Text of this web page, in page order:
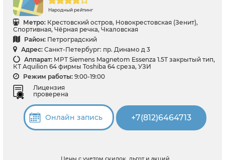
Народный рейтинг
Метро: Крестовский остров, Новокрестовская (Зенит),
Спортивная, Чёрная речка, Чкаловская
Район: Петроградский
Адрес: Санкт-Петербург: пр. Динамо д 3
Аппарат: МРТ Siemens Magnetom Essenza 1.5T закрытый тип,
КТ Aquilion 64 фирмы Toshiba 64 среза, УЗИ
Режим работы: 9:00-19:00
Лицензия
проверена
Онлайн запись +7(812)6464713
Цены с учетом скидок, льгот и акций